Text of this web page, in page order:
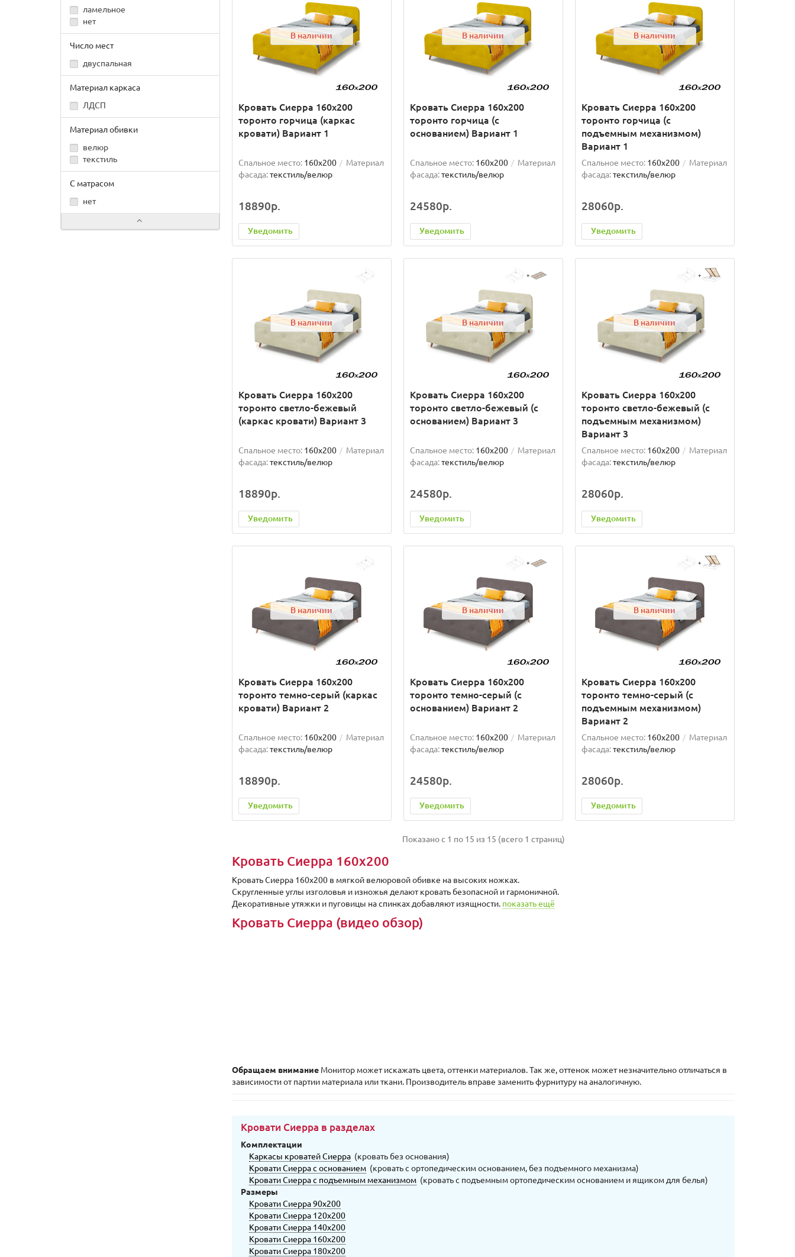
ламельное
нет
Число мест
двуспальная
Материал каркаса
ЛДСП
Материал обивки
велюр
текстиль
С матрасом
нет
В наличии
Кровать Сиерра 160х200
торонто горчица (каркас
кровати) Вариант 1
Спальное место: 160x200
Материал
фасада:текстиль/велюр
18890р.
Уведомить
В наличии
Кровать Сиерра 160х200
торонто горчица (с
основанием) Вариант 1
Спальное место: 160x200
Материал
фасада:текстиль/велюр
24580р.
Уведомить
В наличии
Кровать Сиерра 160х200
торонто горчица (с
подъемным механизмом)
Вариант 1
Спальное место: 160x200
Материал
фасада:текстиль/велюр
28060р.
Уведомить
В наличии
Кровать Сиерра 160х200
торонто светло-бежевый
(каркас кровати) Вариант 3
Спальное место: 160x200
Материал
фасада:текстиль/велюр
18890р.
Уведомить
В наличии
Кровать Сиерра 160х200
торонто светло-бежевый (с
основанием) Вариант 3
Спальное место: 160x200
Материал
фасада:текстиль/велюр
24580р.
Уведомить
В наличии
Кровать Сиерра 160х200
торонто светло-бежевый (с
подъемным механизмом)
Вариант 3
Спальное место: 160x200
Материал
фасада:текстиль/велюр
28060р.
Уведомить
В наличии
Кровать Сиерра 160х200
торонто темно-серый (каркас
кровати) Вариант 2
Спальное место: 160x200
Материал
фасада:текстиль/велюр
18890р.
Уведомить
В наличии
Кровать Сиерра 160х200
торонто темно-серый (с
основанием) Вариант 2
Спальное место: 160x200
Материал
фасада:текстиль/велюр
24580р.
Уведомить
В наличии
Кровать Сиерра 160х200
торонто темно-серый (с
подъемным механизмом)
Вариант 2
Спальное место: 160x200
Материал
фасада:текстиль/велюр
28060р.
Уведомить
Показано с 1 по 15 из 15 (всего 1 страниц)
Кровать Сиерра 160х200
Кровать Сиерра 160х200 в мягкой велюровой обивке на высоких ножках.
Скругленные углы изголовья и изножья делают кровать безопасной и гармоничной.
Декоративные утяжки и пуговицы на спинках добавляют изящности. показать ещё
Кровать Сиерра (видео обзор)
Обращаем внимание Монитор может искажать цвета, оттенки материалов. Так же, оттенок может незначительно отличаться в
зависимости от партии материала или ткани. Производитель вправе заменить фурнитуру на аналогичную.
Кровати Сиерра в разделах
Комплектации
Каркасы кроватей Сиерра (кровать без основания)
Кровати Сиерра с основанием (кровать с ортопедическим основанием, без подъемного механизма)
Кровати Сиерра с подъемным механизмом (кровать с подъемным ортопедическим основанием и ящиком для белья)
Размеры
Кровати Сиерра 90х200
Кровати Сиерра 120х200
Кровати Сиерра 140х200
Кровати Сиерра 160х200
Кровати Сиерра 180х200